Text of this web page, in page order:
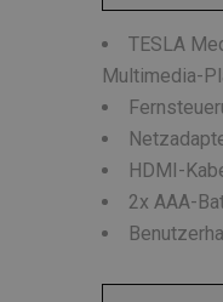
TESLA
Multimedia-
HDMI-
2x AAA-